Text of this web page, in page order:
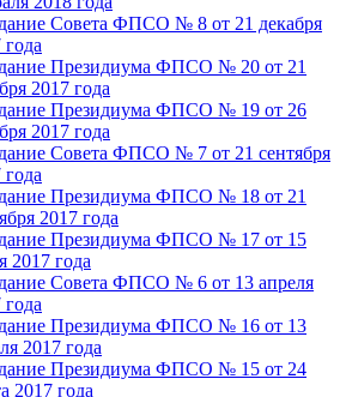
Совета ФПСО № 8 от 21 декабря
года
Президиума ФПСО № 20 от 21
2017 года
Президиума ФПСО № 19 от 26
2017 года
Совета ФПСО № 7 от 21 сентября
года
Президиума ФПСО № 18 от 21
2017 года
Президиума ФПСО № 17 от 15
2017 года
Совета ФПСО № 6 от 13 апреля
года
Президиума ФПСО № 16 от 13
2017 года
Президиума ФПСО № 15 от 24
2017 года